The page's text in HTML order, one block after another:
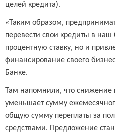
целей кредита).
«Таким образом,
перевести свои кредиты в
процентную ставку, но и
финансирование своего
Банке.
Там напомнили, что снижение
уменьшает сумму
общую сумму переплаты за
средствами. Предложение